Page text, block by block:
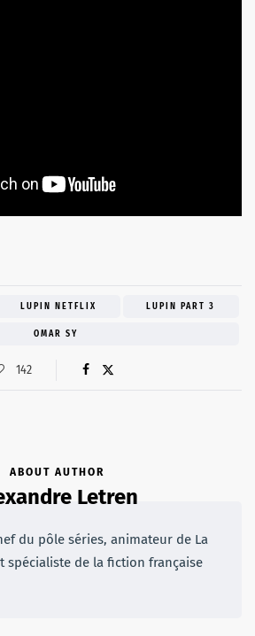
LUPIN NETFLIX LUPIN PART 3
OMAR SY
142
ABOUT AUTHOR
Letren
du pôle séries, animateur de La
spécialiste de la fiction française